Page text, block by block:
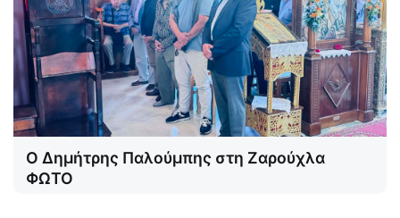
Ο Δημήτρης Παλούμπης στη Ζαρούχλα
ΦΩΤΟ